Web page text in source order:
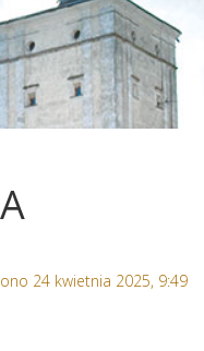
24 kwietnia 2025, 9:49